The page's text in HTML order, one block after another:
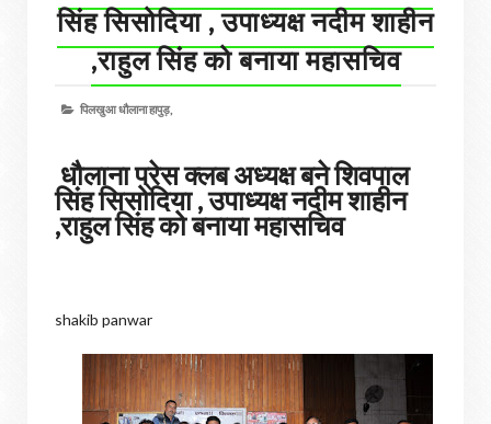
सिंह सिसोदिया , उपाध्यक्ष नदीम शाहीन
,राहुल सिंह को बनाया महासचिव
पिलखुआ धौलाना हापुड़,
धौलाना प्रेस क्लब अध्यक्ष बने शिवपाल
सिंह सिसोदिया , उपाध्यक्ष नदीम शाहीन
,राहुल सिंह को बनाया महासचिव
shakib panwar